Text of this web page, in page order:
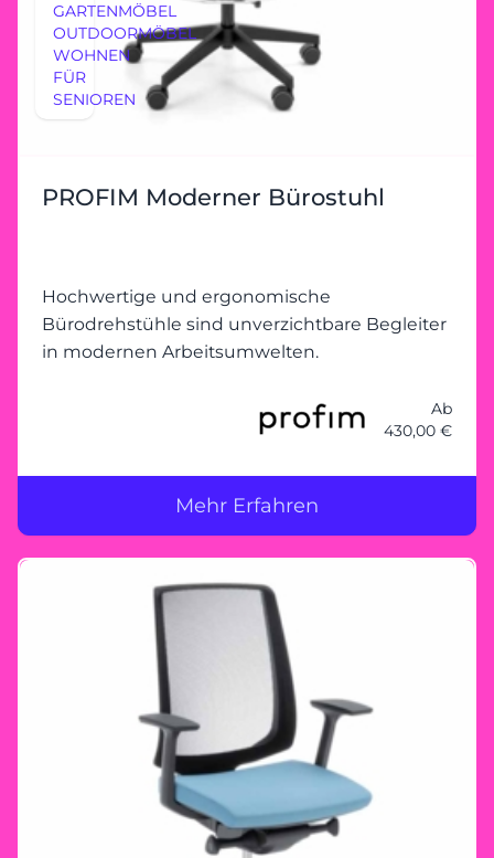
GARTENMÖBEL
OUTDOORMÖBEL
WOHNEN
FÜR
SENIOREN
PROFIM Moderner Bürostuhl
Hochwertige und ergonomische
Bürodrehstühle sind unverzichtbare Begleiter
in modernen Arbeitsumwelten.
Ab
430,00 €
Mehr Erfahren